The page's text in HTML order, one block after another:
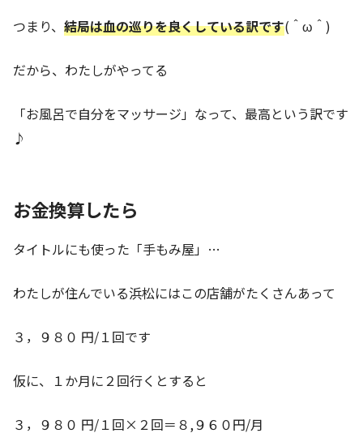
つまり、 結局は血の巡りを良くしている訳です(＾ω＾)
だから、わたしがやってる
「お風呂で自分をマッサージ」なって、最高という訳です
♪
お金換算したら
タイトルにも使った「手もみ屋」…
わたしが住んでいる浜松にはこの店舗がたくさんあって
３，９８０ 円/１回です
仮に、１か月に２回行くとすると
３，９８０ 円/１回×２回＝８,９６０円/月